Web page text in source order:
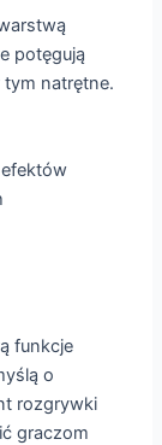
potęgują
natrętne.
funkcje
o
rozgrywki
graczom